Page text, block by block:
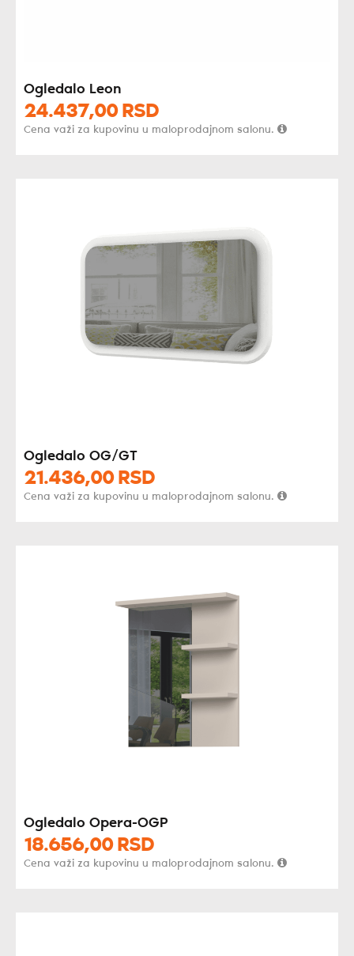
Ogledalo Leon
24.437,00 RSD
Cena važi za kupovinu u maloprodajnom salonu.
Ogledalo OG/GT
21.436,00 RSD
Cena važi za kupovinu u maloprodajnom salonu.
Ogledalo Opera-OGP
18.656,00 RSD
Cena važi za kupovinu u maloprodajnom salonu.